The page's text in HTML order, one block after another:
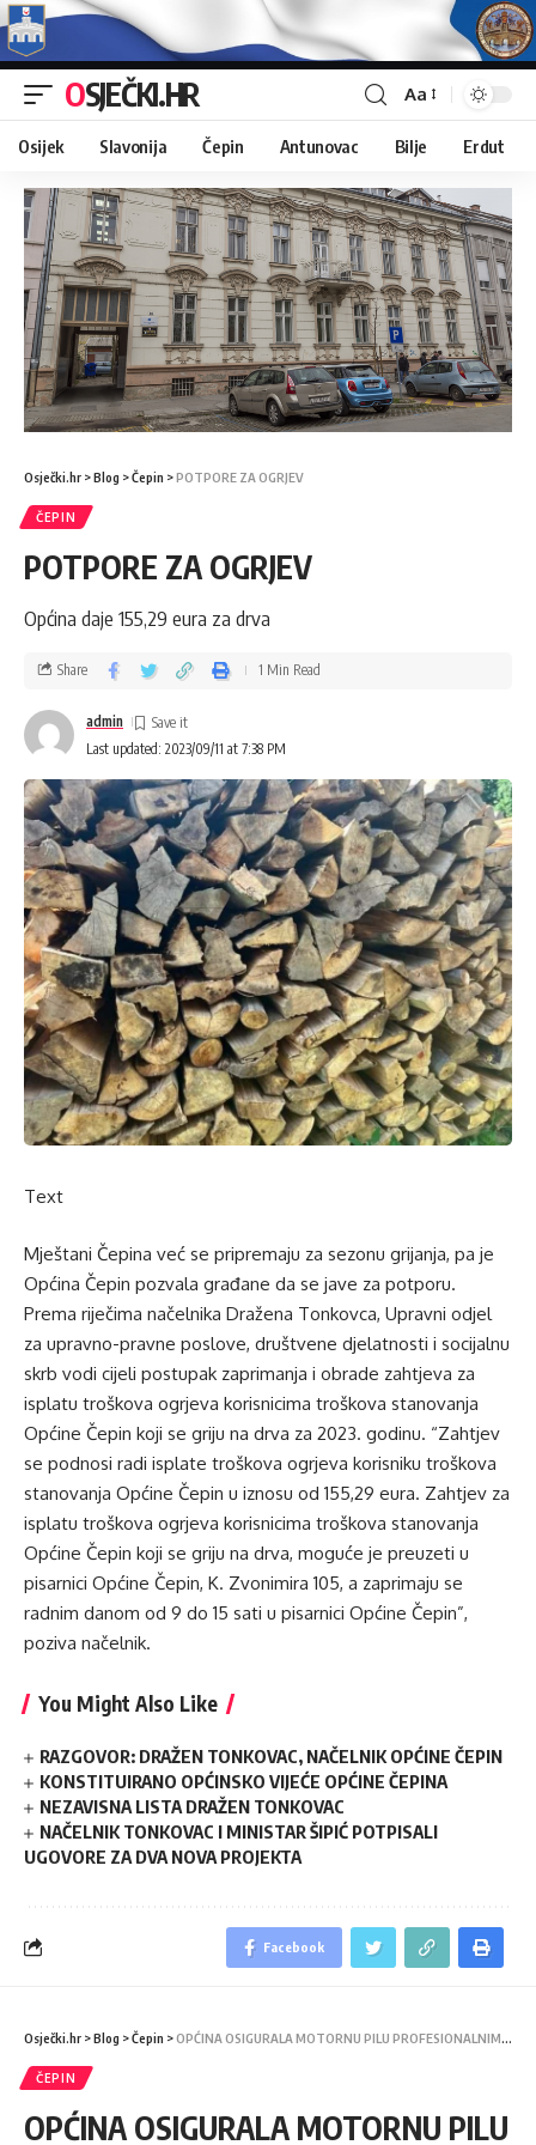
OSJEČKI.HR Aa
Osijek Slavonija Čepin Antunovac Bilje Erdut
Osječki.hr >Blog >Čepin >POTPORE ZA OGRJEV
ČEPIN
POTPORE ZA OGRJEV
Općina daje 155,29 eura za drva
Last updated: 2023/09/11 at 7:38 PM
admin
Share 1 Min Read
Text
Mještani Čepina već se pripremaju za sezonu grijanja, pa je
Općina Čepin pozvala građane da se jave za potporu.
Prema riječima načelnika Dražena Tonkovca, Upravni odjel
za upravno-pravne poslove, društvene djelatnosti i socijalnu
skrb vodi cijeli postupak zaprimanja i obrade zahtjeva za
isplatu troškova ogrjeva korisnicima troškova stanovanja
Općine Čepin koji se griju na drva za 2023. godinu. “Zahtjev
se podnosi radi isplate troškova ogrjeva korisniku troškova
stanovanja Općine Čepin u iznosu od 155,29 eura. Zahtjev za
isplatu troškova ogrjeva korisnicima troškova stanovanja
Općine Čepin koji se griju na drva, moguće je preuzeti u
pisarnici Općine Čepin, K. Zvonimira 105, a zaprimaju se
radnim danom od 9 do 15 sati u pisarnici Općine Čepin”,
poziva načelnik.
You Might Also Like
RAZGOVOR: DRAŽEN TONKOVAC, NAČELNIK OPĆINE ČEPIN
KONSTITUIRANO OPĆINSKO VIJEĆE OPĆINE ČEPINA
NEZAVISNA LISTA DRAŽEN TONKOVAC
NAČELNIK TONKOVAC I MINISTAR ŠIPIĆ POTPISALI
UGOVORE ZA DVA NOVA PROJEKTA
Facebook
Osječki.hr >Blog >Čepin >OPĆINA OSIGURALA MOTORNU PILU PROFESIONALNIM VATROGASCIMA
ČEPIN
OPĆINA OSIGURALA MOTORNU PILU